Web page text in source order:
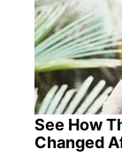
See How
Changed